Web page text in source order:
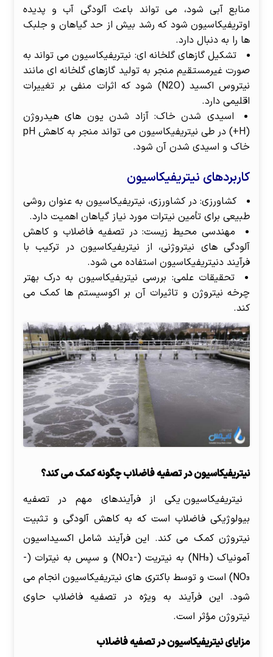
منابع آبی شود، می تواند باعث آلودگی آب و پدیده
اوتریفیکاسیون شود که رشد بیش از حد گیاهان و جلبک
ها را به دنبال دارد.
تشکیل گازهای گلخانه ای: نیتریفیکاسیون می تواند به
صورت غیرمستقیم منجر به تولید گازهای گلخانه ای مانند
نیتروس اکسید (N2O) شود که اثرات منفی بر تغییرات
اقلیمی دارد.
اسیدی شدن خاک: آزاد شدن یون های هیدروژن
(H+) در طی نیتریفیکاسیون می تواند منجر به کاهش pH
خاک و اسیدی شدن آن شود.
کاربردهای نیتریفیکاسیون
کشاورزی: در کشاورزی، نیتریفیکاسیون به عنوان روشی
طبیعی برای تأمین نیترات مورد نیاز گیاهان اهمیت دارد.
مهندسی محیط زیست: در تصفیه فاضلاب و کاهش
آلودگی های نیتروژنی، از نیتریفیکاسیون در ترکیب با
فرآیند دنیتریفیکاسیون استفاده می شود.
تحقیقات علمی: بررسی نیتریفیکاسیون به درک بهتر
چرخه نیتروژن و تاثیرات آن بر اکوسیستم ها کمک می
کند.
نیتریفیکاسیون در تصفیه فاضلاب چگونه کمک می کند؟
نیتریفیکاسیون یکی از فرآیندهای مهم در تصفیه
بیولوژیکی فاضلاب است که به کاهش آلودگی و تثبیت
نیتروژن کمک می کند. این فرآیند شامل اکسیداسیون
آمونیاک (NH₃) به نیتریت (-NO₂) و سپس به نیترات (-
NO₃) است و توسط باکتری های نیتریفیکاسیون انجام می
شود. این فرآیند به ویژه در تصفیه فاضلاب حاوی
نیتروژن مؤثر است.
مزایای نیتریفیکاسیون در تصفیه فاضلاب